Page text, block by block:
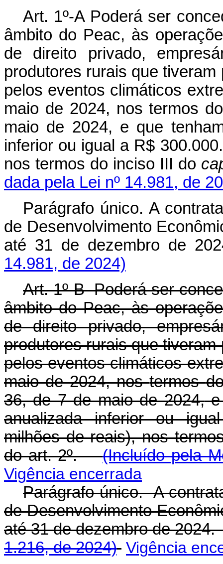
Art. 1º-A Poderá ser
âmbito do Peac, às
de direito privado,
produtores rurais que
pelos eventos climáticos
maio de 2024, nos termos
maio de 2024, e que
inferior ou igual a R$
nos termos do inciso III do
dada pela Lei nº 14.981, de
Parágrafo único. A
de Desenvolvimento
até 31 de dezembro
14.981, de 2024)
Art. 1º-B Poderá ser
âmbito do Peac, às
de direito privado,
produtores rurais que
pelos eventos climáticos
maio de 2024, nostermos
36, de 7 de maio de 2024,e
anualizada inferior ou
milhões de reais), nos
do art. 2º.(Incluído pela
Vigência encerrada
Parágrafo único. A
de Desenvolvimento
até 31 de dezembro de
1.216, de 2024) Vigência